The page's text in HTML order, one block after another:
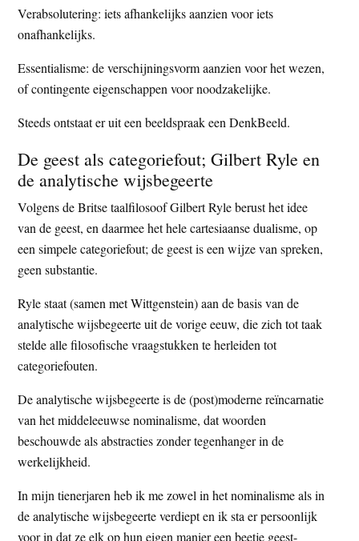
Verabsolutering: iets afhankelijks aanzien voor iets
onafhankelijks.
Essentialisme: de verschijningsvorm aanzien voor het wezen,
of contingente eigenschappen voor noodzakelijke.
Steeds ontstaat er uit een beeldspraak een DenkBeeld.
De geest als categoriefout; Gilbert Ryle en
de analytische wijsbegeerte
Volgens de Britse taalfilosoof Gilbert Ryle berust het idee
van de geest, en daarmee het hele cartesiaanse dualisme, op
een simpele categoriefout; de geest is een wijze van spreken,
geen substantie.
Ryle staat (samen met Wittgenstein) aan de basis van de
analytische wijsbegeerte uit de vorige eeuw, die zich tot taak
stelde alle filosofische vraagstukken te herleiden tot
categoriefouten.
De analytische wijsbegeerte is de (post)moderne reïncarnatie
van het middeleeuwse nominalisme, dat woorden
beschouwde als abstracties zonder tegenhanger in de
werkelijkheid.
In mijn tienerjaren heb ik me zowel in het nominalisme als in
de analytische wijsbegeerte verdiept en ik sta er persoonlijk
voor in dat ze elk op hun eigen manier een beetje geest-